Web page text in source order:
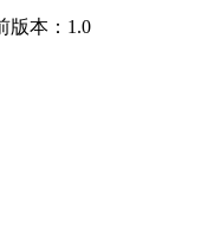
版本：1.0